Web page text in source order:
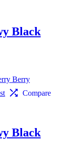
Black
Compare
Black